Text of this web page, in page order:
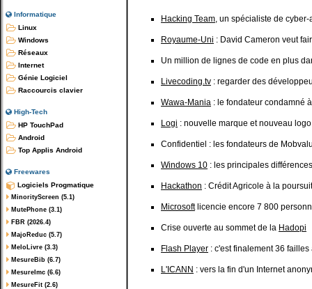
Informatique
Linux
Windows
Réseaux
Internet
Génie Logiciel
Raccourcis clavier
High-Tech
HP TouchPad
Android
Top Applis Android
Freewares
Logiciels Progmatique
MinorityScreen (5.1)
MutePhone (3.1)
FBR (2026.4)
MajoReduc (5.7)
MeloLivre (3.3)
MesureBib (6.7)
MesureImc (6.6)
MesureFit (2.6)
Hacking Team, un spécialiste de
Royaume-Uni : David Cameron veut
Un million de lignes de code en plus
Livecoding.tv : regarder des
Wawa-Mania : le fondateur condamné
Logi : nouvelle marque et nouveau
Confidentiel : les fondateurs de
Windows 10 : les principales
Hackathon : Crédit Agricole à la
Microsoftlicencie encore 7 800
Crise ouverte au sommet de la Hadopi
Flash Player : c'est finalement 36
L'ICANN : vers la fin d'un Internet